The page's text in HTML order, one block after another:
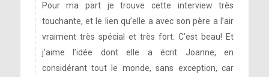
Pour ma part je trouve cette interview très
touchante, et le lien qu’elle a avec son père a l’air
vraiment très spécial et très fort. C’est beau! Et
j’aime l’idée dont elle a écrit Joanne, en
considérant tout le monde, sans exception, car